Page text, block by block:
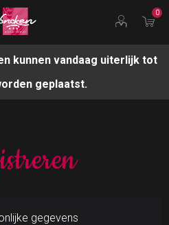
0
kunnen vandaag uiterlijk tot
geplaatst.
gegevens